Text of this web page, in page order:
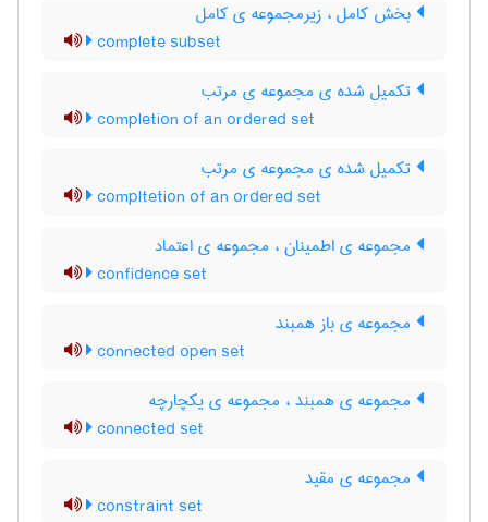
بخش کامل ، زیرمجموعه ی کامل
complete subset
تکمیل شده ی مجموعه ی مرتب
completion of an ordered set
تکمیل شده ی مجموعه ی مرتب
compltetion of an ordered set
مجموعه ی اطمینان ، مجموعه ی اعتماد
confidence set
مجموعه ی باز همبند
connected open set
مجموعه ی همبند ، مجموعه ی یکچارچه
connected set
مجموعه ی مقید
constraint set